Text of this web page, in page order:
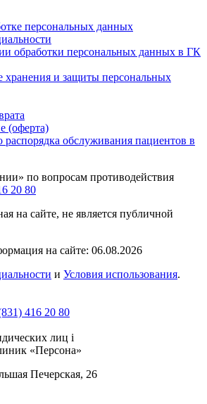
персональных данных
обработки персональных данных в ГК
хранения и защиты персональных
(оферта)
распорядка обслуживания пациентов в
по вопросам противодействия
20 80
на сайте, не является публичной
на сайте: 06.08.2026
и Условия использования.
416 20 80
лиц i
«Персона»
Печерская, 26